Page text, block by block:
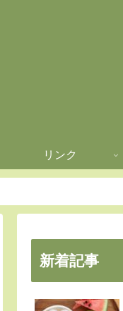
リンク
新着記事